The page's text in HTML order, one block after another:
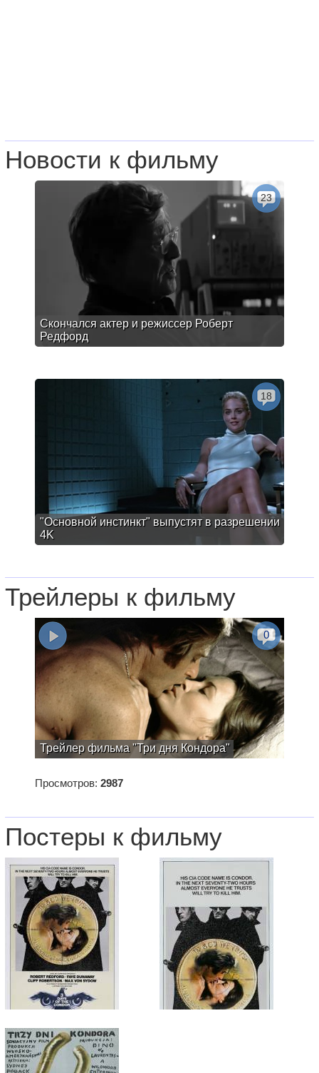
Новости к фильму
Скончался актер и режиссер Роберт
Редфорд
23
"Основной инстинкт" выпустят в разрешении
4K
18
Трейлеры к фильму
Трейлер фильма "Три дня Кондора"
0
Просмотров: 2987
Постеры к фильму